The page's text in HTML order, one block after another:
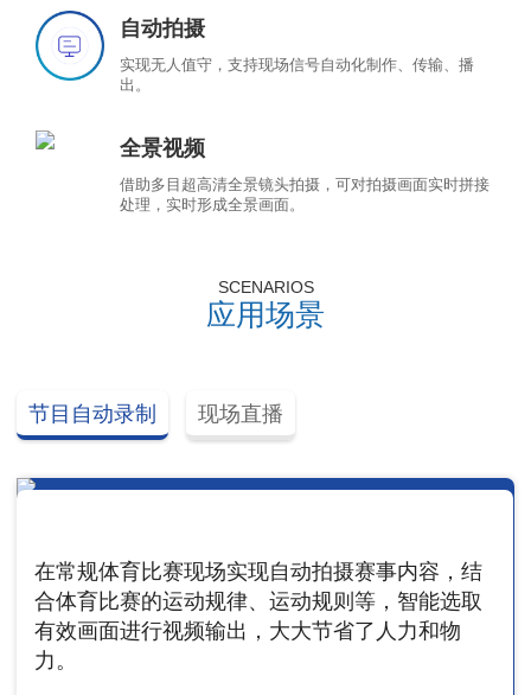
自动拍摄
实现无人值守，支持现场信号自动化制作、传输、播
出。
全景视频
借助多目超高清全景镜头拍摄，可对拍摄画面实时拼接
处理，实时形成全景画面。
SCENARIOS
应用场景
节目自动录制 现场直播
在常规体育比赛现场实现自动拍摄赛事内容，结
合体育比赛的运动规律、运动规则等，智能选取
有效画面进行视频输出，大大节省了人力和物
力。